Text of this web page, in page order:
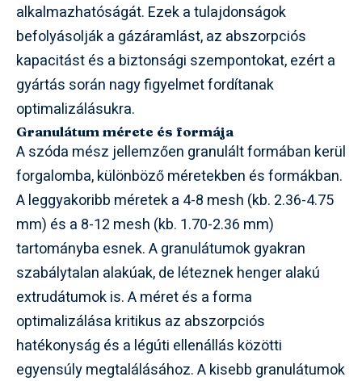
alkalmazhatóságát. Ezek a tulajdonságok
befolyásolják a gázáramlást, az abszorpciós
kapacitást és a biztonsági szempontokat, ezért a
gyártás során nagy figyelmet fordítanak
optimalizálásukra.
Granulátum mérete és formája
A szóda mész jellemzően granulált formában kerül
forgalomba, különböző méretekben és formákban.
A leggyakoribb méretek a 4-8 mesh (kb. 2.36-4.75
mm) és a 8-12 mesh (kb. 1.70-2.36 mm)
tartományba esnek. A granulátumok gyakran
szabálytalan alakúak, de léteznek henger alakú
extrudátumok is. A méret és a forma
optimalizálása kritikus az abszorpciós
hatékonyság és a légúti ellenállás közötti
egyensúly megtalálásához. A kisebb granulátumok